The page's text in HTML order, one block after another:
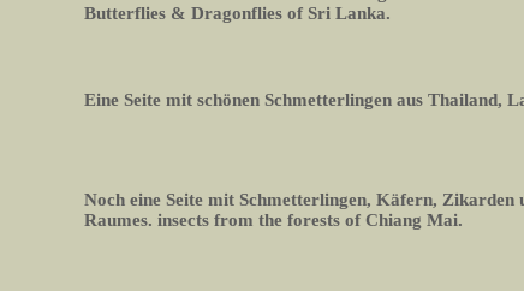
Butterflies & Dragonflies of Sri Lanka.
Eine Seite mit schönen Schmetterlingen aus Thailand,
Noch eine Seite mit Schmetterlingen, Käfern, Zikarden
Raumes. insects from the forests of Chiang Mai.